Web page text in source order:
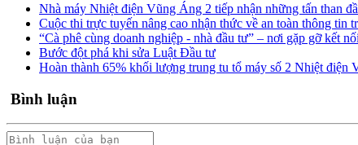
Nhà máy Nhiệt điện Vũng Áng 2 tiếp nhận những tấn than
Cuộc thi trực tuyến nâng cao nhận thức về an toàn thông tin
“Cà phê cùng doanh nghiệp - nhà đầu tư” – nơi gặp gỡ kết
Bước đột phá khi sửa Luật Đầu tư
Hoàn thành 65% khối lượng trung tu tổ máy số 2 Nhiệt điện
Bình luận